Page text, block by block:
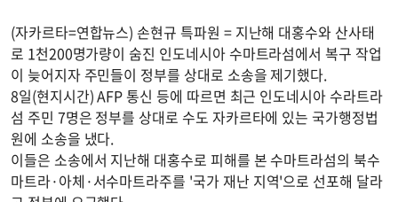
(자카르타=연합뉴스) 손현규 특파원 = 지난해 대홍수와 산사태
로 1천200명가량이 숨진 인도네시아 수마트라섬에서 복구 작업
이 늦어지자 주민들이 정부를 상대로 소송을 제기했다.
8일(현지시간) AFP 통신 등에 따르면 최근 인도네시아 수라트라
섬 주민 7명은 정부를 상대로 수도 자카르타에 있는 국가행정법
원에 소송을 냈다.
이들은 소송에서 지난해 대홍수로 피해를 본 수마트라섬의 북수
마트라·아체·서수마트라주를 '국가 재난 지역'으로 선포해 달라